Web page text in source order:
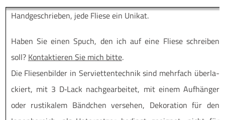
Hand­ge­schrie­ben, jede Flie­se ein Unikat.
Haben Sie einen Spuch, den ich auf eine Flie­se schrei­ben
soll? Kon­tak­tie­ren Sie mich bit­te.
Die Flie­sen­bil­der in Ser­vi­et­ten­tech­nik sind mehr­fach über­la­
ckiert, mit 3 D‑Lack nach­ge­ar­bei­tet, mit einem Auf­hän­ger
oder rus­ti­ka­lem Bänd­chen ver­se­hen, Deko­ra­ti­on für den